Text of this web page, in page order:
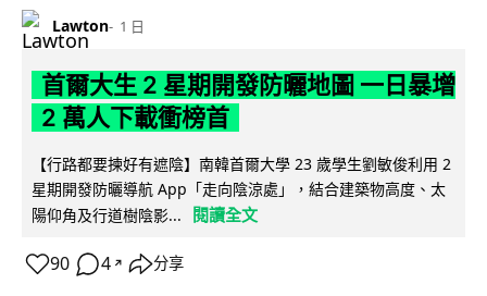
Lawton 1 日
首爾大生 2 星期開發防曬地圖 一日暴增
2 萬人下載衝榜首
【行路都要揀好有遮陰】南韓首爾大學 23 歲學生劉敏俊利用 2
星期開發防曬導航 App「走向陰涼處」，結合建築物高度、太
陽仰角及行道樹陰影...
閱讀全文
90 4 ↗ 分享